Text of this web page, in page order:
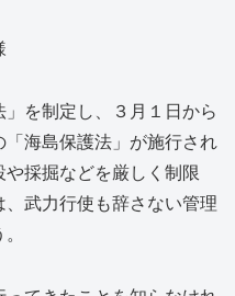
を制定し、３月１日から
海島保護法」が施行され
採掘などを厳しく制限
武力行使も辞さない管理